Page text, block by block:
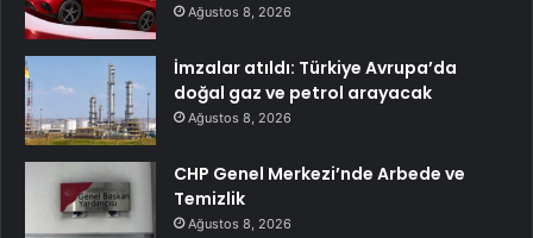
Ağustos 8, 2026
İmzalar atıldı: Türkiye Avrupa’da
doğal gaz ve petrol arayacak
Ağustos 8, 2026
CHP Genel Merkezi’nde Arbede ve
Temizlik
Ağustos 8, 2026